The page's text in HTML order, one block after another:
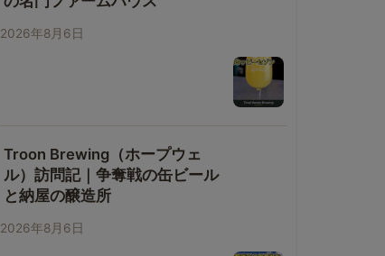
2026年8月6日
Troon Brewing（ホープウェ
ル）訪問記｜争奪戦の缶ビール
と納屋の醸造所
2026年8月6日